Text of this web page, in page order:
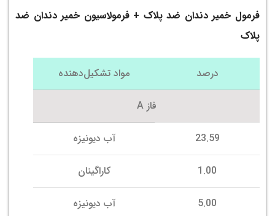
فرمول خمیر دندان ضد پلاک + فرمولاسیون خمیر دندان ضد
پلاک
درصد مواد تشکیل‌دهنده
فاز A
23.59 آب دیونیزه
1.00 کاراگینان
5.00 آب دیونیزه